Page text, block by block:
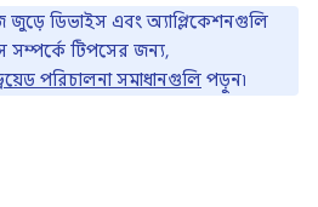
জুড়ে ডিভাইস এবং অ্যাপ্লিকেশনগুলি
সম্পর্কে টিপসের জন্য,
পরিচালনা সমাধানগুলি পড়ুন৷